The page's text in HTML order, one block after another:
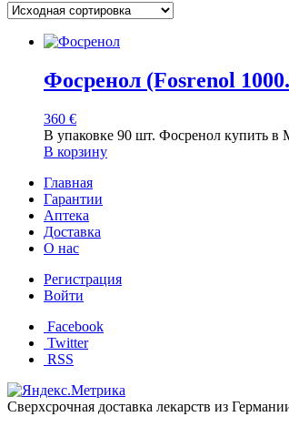
Фосренол (Fosrenol
360 €
В упаковке 90 шт. Фосренол купить в
В корзину
Главная
Гарантии
Аптека
Доставка
О нас
Регистрация
Войти
Facebook
Twitter
RSS
Сверхсрочная доставка лекарств из